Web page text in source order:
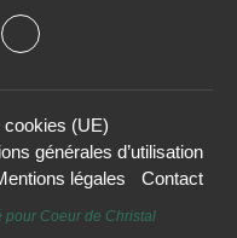
cookies (UE)
générales d’utilisation
légales Contact
pour Coeur de Christal